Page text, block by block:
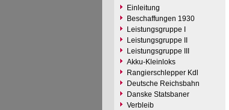
Einleitung
Beschaffungen 1930
Leistungsgruppe I
Leistungsgruppe II
Leistungsgruppe III
Akku-Kleinloks
Rangierschlepper Kdl
Deutsche Reichsbahn
Danske Statsbaner
Verbleib